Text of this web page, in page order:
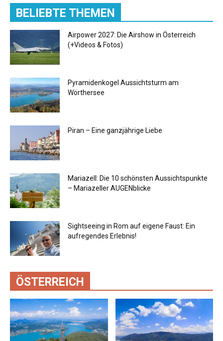
BELIEBTE THEMEN
Airpower 2027: Die Airshow in Österreich
(+Videos & Fotos)
Pyramidenkogel Aussichtsturm am
Wörthersee
Piran – Eine ganzjährige Liebe
Mariazell: Die 10 schönsten Aussichtspunkte
– Mariazeller AUGENblicke
Sightseeing in Rom auf eigene Faust: Ein
aufregendes Erlebnis!
ÖSTERREICH